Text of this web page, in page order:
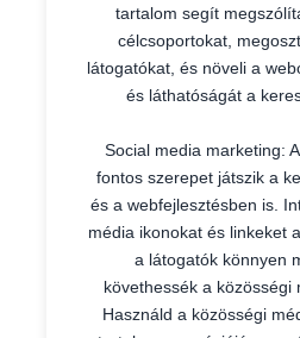
tartalom segít
célcsoportokat,
látogatókat, és növeli a
és láthatóságát a
Social media marketing:
fontos szerepet játszik a
és a webfejlesztésben is.
média ikonokat és linkeket
a látogatók könnyen
követhessék a közösségi
Használd a közösségi